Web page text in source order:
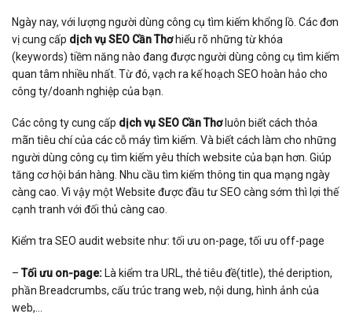
Ngày nay, với lượng người dùng công cụ tìm kiếm khổng lồ. Các đơn
vị cung cấp dịch vụ SEO Cần Thơhiểu rõ những từ khóa
(keywords) tiềm năng nào đang được người dùng công cụ tìm kiếm
quan tâm nhiều nhất. Từ đó, vạch ra kế hoạch SEO hoàn hảo cho
công ty/doanh nghiệp của bạn.
Các công ty cung cấp dịch vụ SEO Cần Thơluôn biết cách thỏa
mãn tiêu chí của các cỗ máy tìm kiếm. Và biết cách làm cho những
người dùng công cụ tìm kiếm yêu thích website của bạn hơn. Giúp
tăng cơ hội bán hàng. Nhu cầu tìm kiếm thông tin qua mạng ngày
càng cao. Vì vậy một Website được đầu tư SEO càng sớm thì lợi thế
cạnh tranh với đối thủ càng cao.
Kiểm tra SEO audit website như: tối ưu on-page, tối ưu off-page
– Tối ưu on-page:Là kiểm tra URL, thẻ tiêu đề(title), thẻ deription,
phần Breadcrumbs, cấu trúc trang web, nội dung, hình ảnh của
web,…